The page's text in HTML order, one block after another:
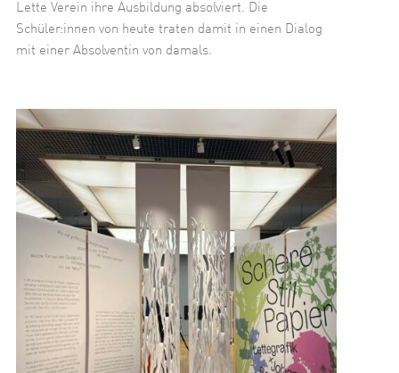
Lette Verein ihre Ausbildung absolviert. Die
Schüler:innen von heute traten damit in einen Dialog
mit einer Absolventin von damals.